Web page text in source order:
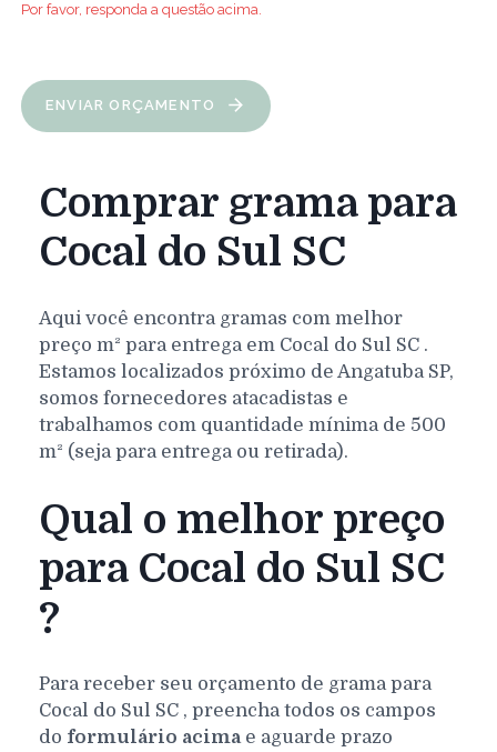
Por favor, responda a questão acima.
ENVIAR ORÇAMENTO
Comprar grama para
Cocal do Sul SC
Aqui você encontra gramas com melhor
preço m² para entrega em Cocal do Sul SC .
Estamos localizados próximo de Angatuba SP,
somos fornecedores atacadistas e
trabalhamos com quantidade mínima de 500
m² (seja para entrega ou retirada).
Qual o melhor preço
para Cocal do Sul SC
?
Para receber seu orçamento de grama para
Cocal do Sul SC , preencha todos os campos
do formulário acima e aguarde prazo